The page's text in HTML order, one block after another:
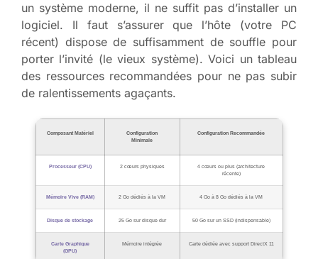
un système moderne, il ne suffit pas d’installer un
logiciel. Il faut s’assurer que l’hôte (votre PC
récent) dispose de suffisamment de souffle pour
porter l’invité (le vieux système). Voici un tableau
des ressources recommandées pour ne pas subir
de ralentissements agaçants.
Composant Matériel
Configuration
Minimale
Configuration Recommandée
Processeur (CPU) 2 cœurs physiques
4 cœurs ou plus (architecture
récente)
Mémoire Vive (RAM) 2 Go dédiés à la VM 4 Go à 8 Go dédiés à la VM
Disque de stockage 25 Go sur disque dur 50 Go sur un SSD (indispensable)
Carte Graphique
(GPU)
Mémoire intégrée Carte dédiée avec support DirectX 11